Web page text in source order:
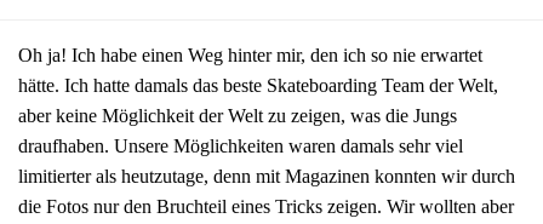
Oh ja! Ich habe einen Weg hinter mir, den ich so nie erwartet
hätte. Ich hatte damals das beste Skateboarding Team der Welt,
aber keine Möglichkeit der Welt zu zeigen, was die Jungs
draufhaben. Unsere Möglichkeiten waren damals sehr viel
limitierter als heutzutage, denn mit Magazinen konnten wir durch
die Fotos nur den Bruchteil eines Tricks zeigen. Wir wollten aber